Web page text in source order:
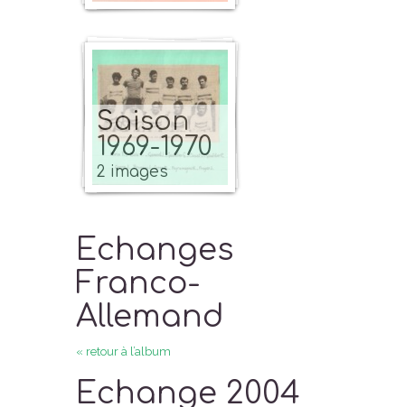
Saison
1969-1970
2 images
Echanges
Franco-
Allemand
« retour à l’album
Echange 2004